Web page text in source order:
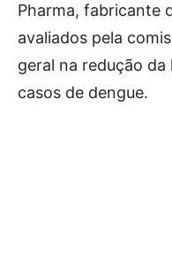
Pharma, fabricante
avaliados pela
geral na redução
casos de dengue.